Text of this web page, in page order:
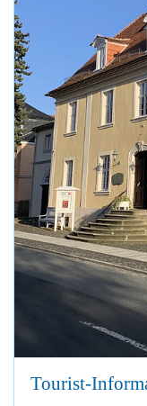
Tourist-